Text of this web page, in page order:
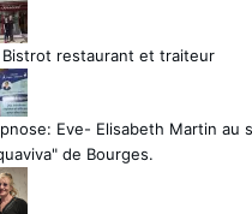
Bistrot restaurant et traiteur
Eve- Elisabeth Martin au
de Bourges.